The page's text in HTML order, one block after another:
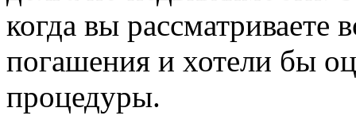
когда вы рассматриваете
погашения и хотели бы
процедуры.